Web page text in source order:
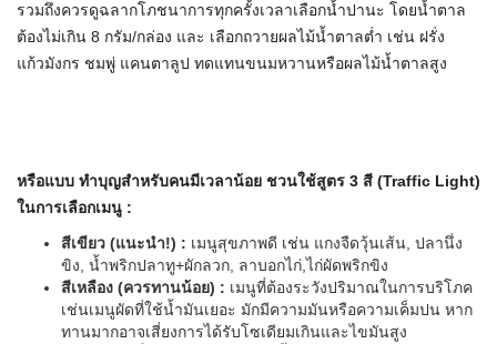
รวมถึงควรดูฉลากโภชนาการทุกครั้งเวลาเลือกน้ำปานะ โดยน้ำตาล
ต้องไม่เกิน 8 กรัม/กล่อง และ เลือกถวายผลไม้น้ำตาลต่ำ เช่น ฝรั่ง
แก้วมังกร ชมพู่ แคนตาลูป ทดแทนขนมหวานหรือผลไม้น้ำตาลสูง
หรือแบบ ทำบุญสำหรับคนมีเวลาน้อย ชวนใช้สูตร 3 สี (Traffic Light)
ในการเลือกเมนู :
สีเขียว (แนะนำ!) : เมนูสุขภาพดี เช่น แกงจืดวุ้นเส้น, ปลานึ่ง
ขิง, น้ำพริกปลาทู+ผักลวก, ลาบอกไก่,ไก่ผัดพริกขิง
สีเหลือง (ควรทานน้อย) : เมนูที่ต้องระวังปริมาณในการบริโภค
เช่นเมนูผัดที่ใช้น้ำมันเยอะ มักมีความมันหรือความเค็มปน หาก
ทานมากอาจเสี่ยงการได้รับโซเดียมเกินและไขมันสูง